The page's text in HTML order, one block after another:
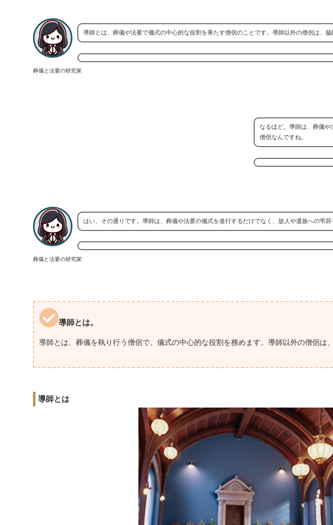
葬儀と法要の研究家
導師とは、葬儀や法要で儀式の中心的な役割を果たす僧侶のことです。導師以外の僧侶は、脇
なるほど。導師は、葬儀
僧侶なんですね。
葬儀と法要の研究家
はい、その通りです。導師は、葬儀や法要の儀式を進行するだけでなく、故人や遺族への弔辞
導師とは。
導師とは、葬儀を執り行う僧侶で、儀式の中心的な役割を務めます。導師以外の僧侶は
導師とは